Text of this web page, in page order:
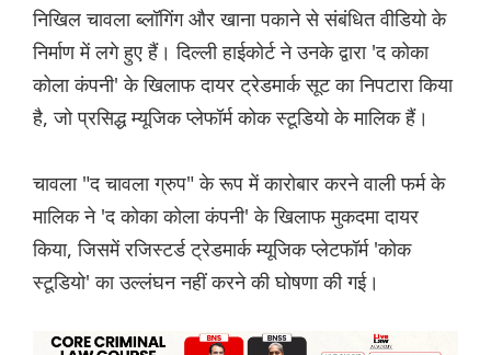
निखिल चावला ब्लॉगिंग और खाना पकाने से संबंधित वीडियो के
निर्माण में लगे हुए हैं। दिल्ली हाईकोर्ट ने उनके द्वारा 'द कोका
कोला कंपनी' के खिलाफ दायर ट्रेडमार्क सूट का निपटारा किया
है, जो प्रसिद्ध म्यूजिक प्लेफॉर्म कोक स्टूडियो के मालिक हैं।
चावला "द चावला ग्रुप" के रूप में कारोबार करने वाली फर्म के
मालिक ने 'द कोका कोला कंपनी' के खिलाफ मुकदमा दायर
किया, जिसमें रजिस्टर्ड ट्रेडमार्क म्यूजिक प्लेटफॉर्म 'कोक
स्टूडियो' का उल्लंघन नहीं करने की घोषणा की गई।